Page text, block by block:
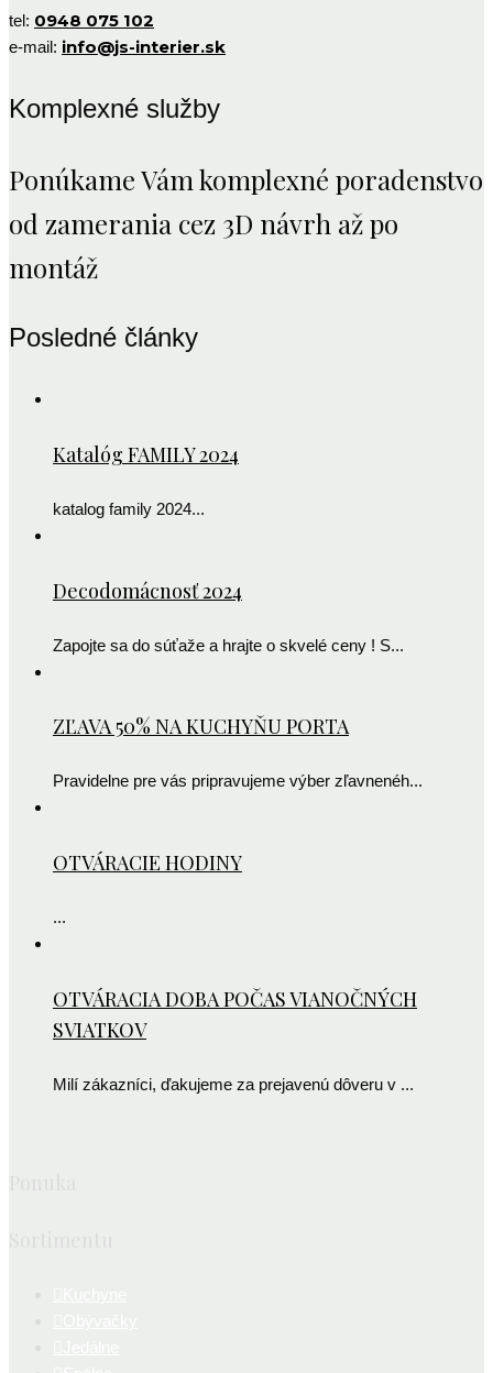
tel: 0948 075 102
e-mail: info@js-interier.sk
Komplexné služby
Ponúkame Vám komplexné poradenstvo
od zamerania cez 3D návrh až po
montáž
Posledné články
Katalóg FAMILY 2024
katalog family 2024...
Decodomácnosť 2024
Zapojte sa do súťaže a hrajte o skvelé ceny ! S...
ZĽAVA 50% NA KUCHYŇU PORTA
Pravidelne pre vás pripravujeme výber zľavnenéh...
OTVÁRACIE HODINY
...
OTVÁRACIA DOBA POČAS VIANOČNÝCH
SVIATKOV
Milí zákazníci, ďakujeme za prejavenú dôveru v ...